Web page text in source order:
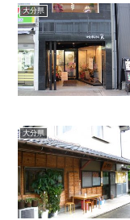
大分県
大分県